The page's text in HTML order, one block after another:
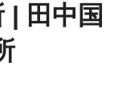
| 田中国